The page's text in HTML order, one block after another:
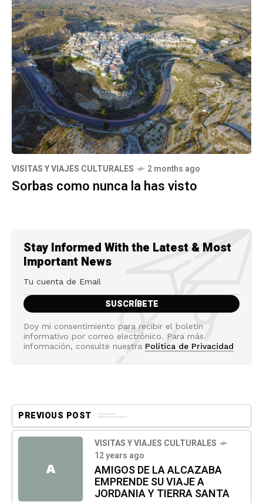
VISITAS Y VIAJES CULTURALES 2 months ago
Sorbas como nunca la has visto
Stay Informed With the Latest & Most
Important News
Doy mi consentimiento para recibir el boletín
informativo por correo electrónico. Para más
información, consulte nuestra Política de Privacidad
PREVIOUS POST
A
VISITAS Y VIAJES CULTURALES
12 years ago
AMIGOS DE LA ALCAZABA
EMPRENDE SU VIAJE A
JORDANIA Y TIERRA SANTA